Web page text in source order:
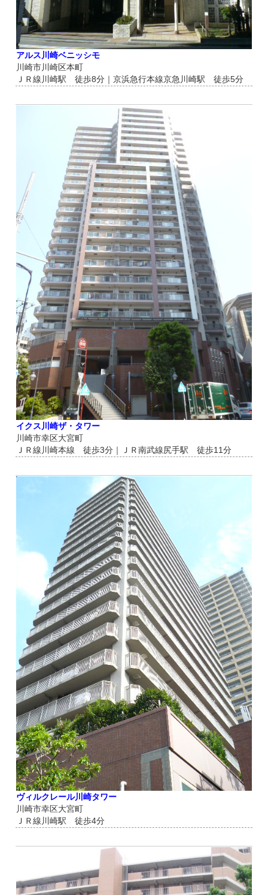
アルス川崎ベニッシモ
川崎市川崎区本町
ＪＲ線川崎駅 徒歩8分｜京浜急行本線京急川崎駅 徒歩5分
イクス川崎ザ・タワー
川崎市幸区大宮町
ＪＲ線川崎本線 徒歩3分｜ＪＲ南武線尻手駅 徒歩11分
ヴィルクレール川崎タワー
川崎市幸区大宮町
ＪＲ線川崎駅 徒歩4分